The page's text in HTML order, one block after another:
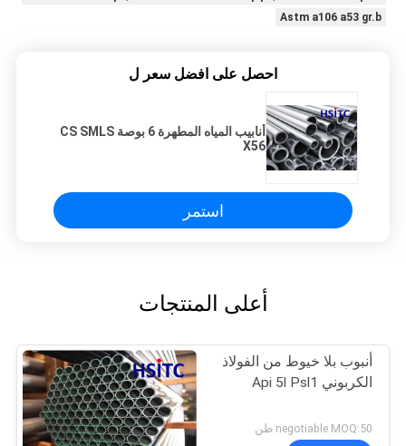
Astm a106 a53 gr.b
احصل على افضل سعر ل
أنابيب المياه المطهرة 6 بوصة CS SMLS
X56
استمر
أعلى المنتجات
أنبوب بلا خيوط من الفولاذ
الكربوني Api 5l Psl1
negotiable MOQ:50 طن